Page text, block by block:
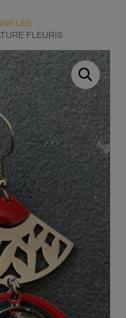
LES
FLEURIS